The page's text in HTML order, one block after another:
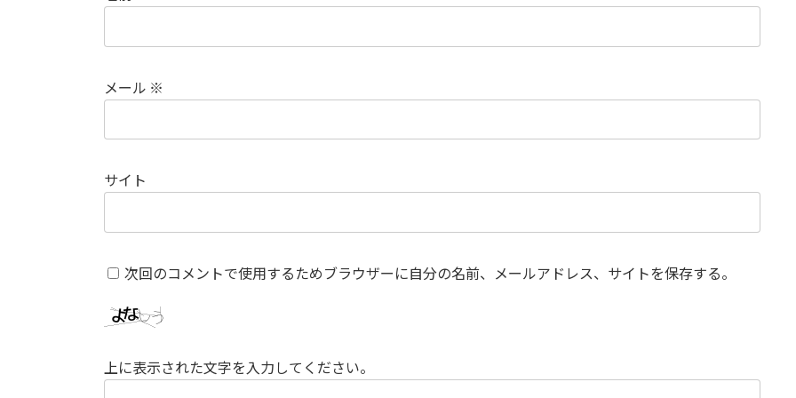
メール ※
サイト
次回のコメントで使用するためブラウザーに自分の名前、メールアドレス、サイトを保存する。
上に表示された文字を入力してください。